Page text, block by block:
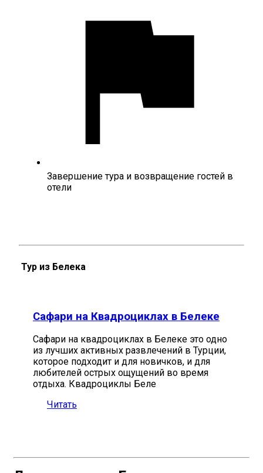
Завершение тура и возвращение гостей в
отели
Тур из Белека
Сафари на Квадроциклах в Белеке
Сафари на квадроциклах в Белеке это одно
из лучших активных развлечений в Турции,
которое подходит и для новичков, и для
любителей острых ощущений во время
отдыха. Квадроциклы Беле
Читать